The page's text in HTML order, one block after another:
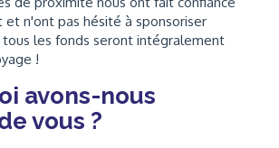
et n'ont pas hésité à sponsoriser
les fonds seront intégralement
!
avons-nous
vous ?